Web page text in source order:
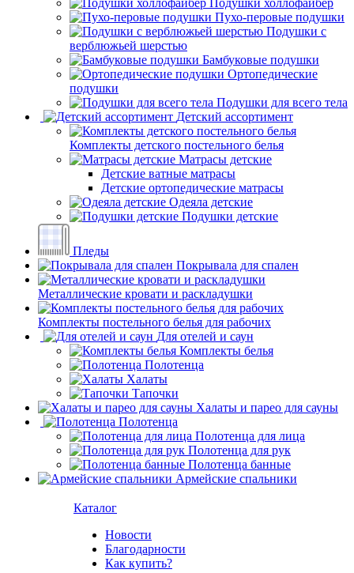
Подушки холлофайбер
Пухо-перовые подушки
Подушки с
верблюжьей шерстью
Бамбуковые подушки
Ортопедические
подушки
Подушки для всего тела
Детский ассортимент
Комплекты детского постельного белья
Матрасы детские
Детские ватные матрасы
Детские ортопедические матрасы
Одеяла детские
Подушки детские
Пледы
Покрывала для спален
Металлические кровати и раскладушки
Комплекты постельного белья для рабочих
Для отелей и саун
Комплекты белья
Полотенца
Халаты
Тапочки
Халаты и парео для сауны
Полотенца
Полотенца для лица
Полотенца для рук
Полотенца банные
Армейские спальники
Каталог
Новости
Благодарности
Как купить?